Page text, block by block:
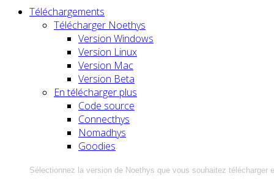
Téléchargements
Télécharger Noethys
Version Windows
Version Linux
Version Mac
Version Beta
En télécharger plus
Code source
Connecthys
Nomadhys
Goodies
Sélectionnez la version de Noethys que vous souhaitez télécharger